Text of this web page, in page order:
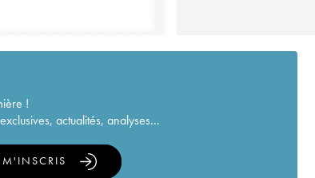
!
actualités, analyses...
M'INSCRIS